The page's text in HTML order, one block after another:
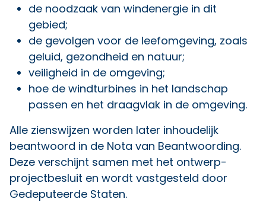
de noodzaak van windenergie in dit
gebied;
de gevolgen voor de leefomgeving, zoals
geluid, gezondheid en natuur;
veiligheid in de omgeving;
hoe de windturbines in het landschap
passen en het draagvlak in de omgeving.
Alle zienswijzen worden later inhoudelijk
beantwoord in de Nota van Beantwoording.
Deze verschijnt samen met het ontwerp-
projectbesluit en wordt vastgesteld door
Gedeputeerde Staten.